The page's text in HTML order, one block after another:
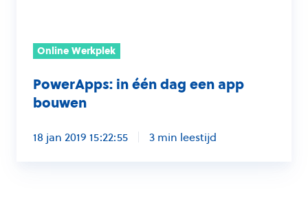
Online Werkplek
PowerApps: in één dag een app
bouwen
18 jan 2019 15:22:55 3 min leestijd